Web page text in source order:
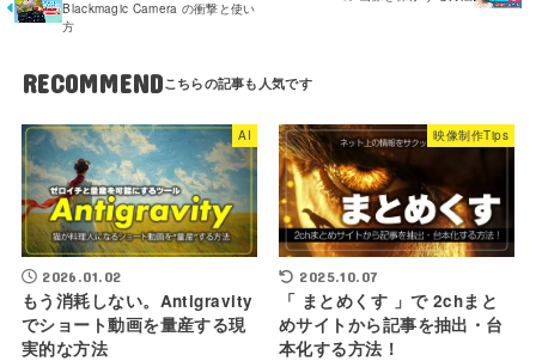
Blackmagic Camera の衝撃と使い
方
RECOMMEND
AI
2026.01.02
もう消耗しない。Antigravity
でショート動画を量産する現
実的な方法
映像制作Tips
2025.10.07
「 まとめくす 」で 2chまと
めサイトから記事を抽出・台
本化する方法！